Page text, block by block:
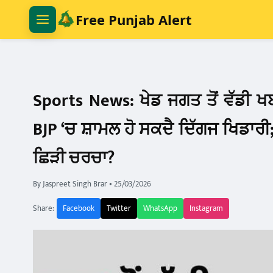
Free Punjab Alert
ਰਾਸ਼ਟਰੀ ਖ਼ਬਰਾਂ
ਅੰਤਰਰਾਸ਼ਟਰੀ ਖ਼ਬਰਾਂ
ਰਾਜਨੀਤੀ
ਮਨੋਰੰਜਨ
ਖੇਡਾਂ
ਮਾਝਾ
ਮਾਲਵਾ
Sports News: ਖੇਡ ਜਗਤ ਤੋਂ ਵੱਡੀ
BJP ‘ਚ ਸ਼ਾਮਲ ਹੋ ਸਕਦੈ ਦਿੱਗਜ
ਛਿੜੀ ਚਰਚਾ?
By Jaspreet Singh Brar•25/03/2026
Share:
Facebook Twitter WhatsApp Instagram